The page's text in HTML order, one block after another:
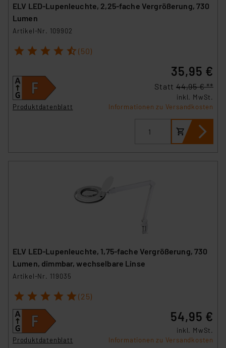
ELV LED-Lupenleuchte, 2,25-fache Vergrößerung, 730
Lumen
Artikel-Nr. 109902
1 2 3 4 5 (50)
Produktdatenblatt
35,95 €
Statt 44,95 € **
inkl. MwSt.
Informationen zu Versandkosten
ELV LED-Lupenleuchte, 1,75-fache Vergrößerung, 730
Lumen, dimmbar, wechselbare Linse
Artikel-Nr. 119035
1 2 3 4 5 (25)
Produktdatenblatt
54,95 €
inkl. MwSt.
Informationen zu Versandkosten